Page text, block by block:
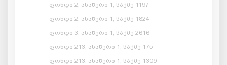
ფონდი 2, ანაწერი 1, საქმე 1197
ფონდი 2, ანაწერი 1, საქმე 1824
ფონდი 3, ანაწერი 1, საქმე 2616
ფონდი 213, ანაწერი 1, საქმე 175
ფონდი 213, ანაწერი 1, საქმე 1309